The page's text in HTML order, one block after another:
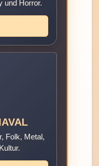
und Horror.
Folk, Metal,